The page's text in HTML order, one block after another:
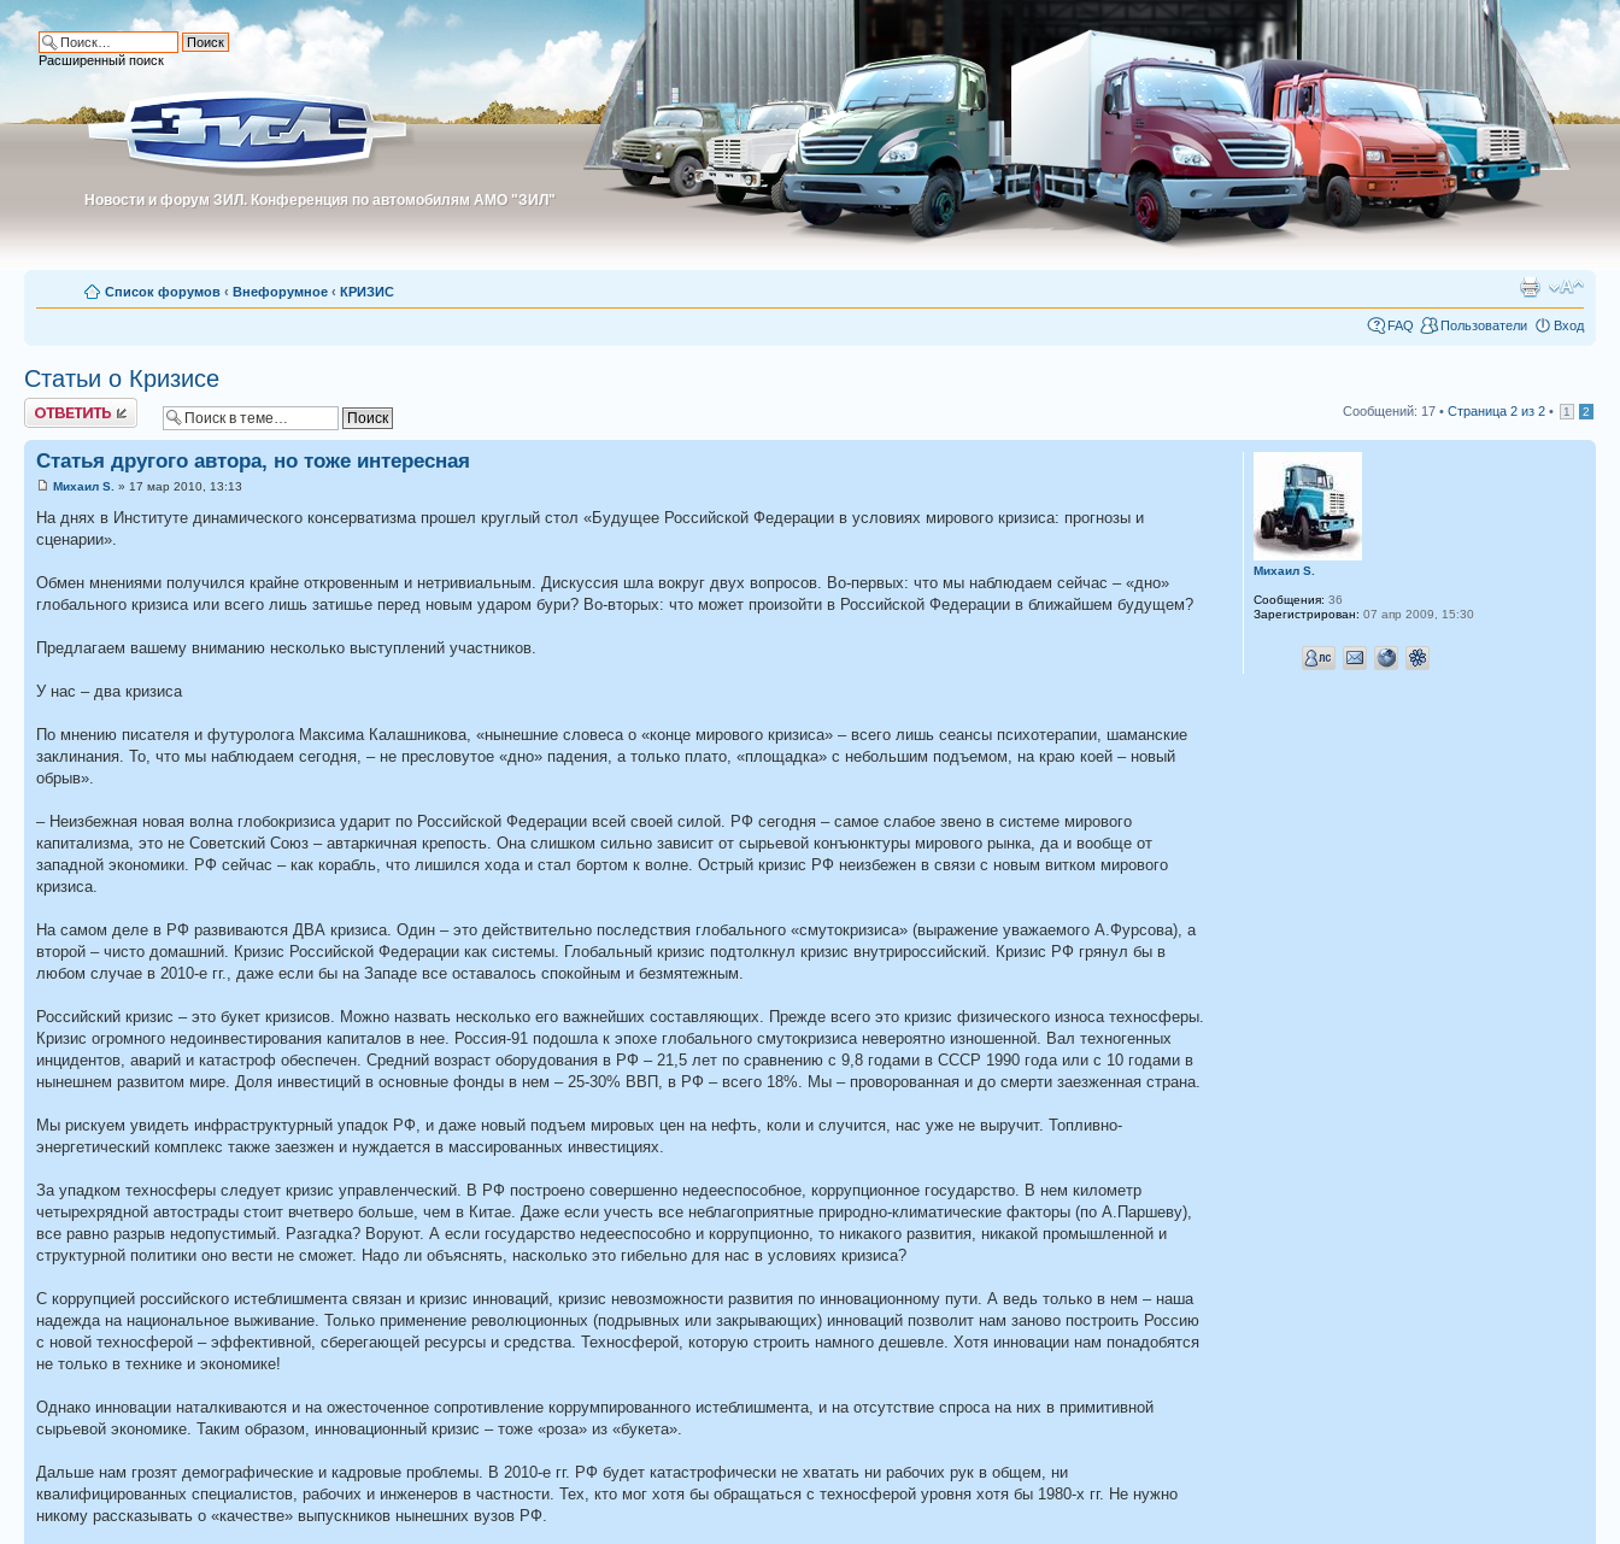
Новости и форум ЗИЛ. Конференция по автомобилям АМО "ЗИЛ"
Новости и форум ЗИЛ. Конференция по автомобилям АМО "ЗИЛ"
Расширенный поиск
Список форумов ‹ Внефорумное ‹ КРИЗИС
FAQ Пользователи Вход
Статьи о Кризисе
Ответить Сообщений: 17 • Страница 2 из 2 • 1 2
Статья другого автора, но тоже интересная
Михаил S. » 17 мар 2010, 13:13
На днях в Институте динамического консерватизма прошел круглый стол «Будущее Российской Федерации в условиях мирового кризиса: прогнозы и
сценарии».
Обмен мнениями получился крайне откровенным и нетривиальным. Дискуссия шла вокруг двух вопросов. Во-первых: что мы наблюдаем сейчас – «дно»
глобального кризиса или всего лишь затишье перед новым ударом бури? Во-вторых: что может произойти в Российской Федерации в ближайшем будущем?
Предлагаем вашему вниманию несколько выступлений участников.
У нас – два кризиса
По мнению писателя и футуролога Максима Калашникова, «нынешние словеса о «конце мирового кризиса» – всего лишь сеансы психотерапии, шаманские
заклинания. То, что мы наблюдаем сегодня, – не пресловутое «дно» падения, а только плато, «площадка» с небольшим подъемом, на краю коей – новый
обрыв».
– Неизбежная новая волна глобокризиса ударит по Российской Федерации всей своей силой. РФ сегодня – самое слабое звено в системе мирового
капитализма, это не Советский Союз – автаркичная крепость. Она слишком сильно зависит от сырьевой конъюнктуры мирового рынка, да и вообще от
западной экономики. РФ сейчас – как корабль, что лишился хода и стал бортом к волне. Острый кризис РФ неизбежен в связи с новым витком мирового
кризиса.
На самом деле в РФ развиваются ДВА кризиса. Один – это действительно последствия глобального «смутокризиса» (выражение уважаемого А.Фурсова), а
второй – чисто домашний. Кризис Российской Федерации как системы. Глобальный кризис подтолкнул кризис внутрироссийский. Кризис РФ грянул бы в
любом случае в 2010-е гг., даже если бы на Западе все оставалось спокойным и безмятежным.
Российский кризис – это букет кризисов. Можно назвать несколько его важнейших составляющих. Прежде всего это кризис физического износа техносферы.
Кризис огромного недоинвестирования капиталов в нее. Россия-91 подошла к эпохе глобального смутокризиса невероятно изношенной. Вал техногенных
инцидентов, аварий и катастроф обеспечен. Средний возраст оборудования в РФ – 21,5 лет по сравнению с 9,8 годами в СССР 1990 года или с 10 годами в
нынешнем развитом мире. Доля инвестиций в основные фонды в нем – 25-30% ВВП, в РФ – всего 18%. Мы – проворованная и до смерти заезженная страна.
Мы рискуем увидеть инфраструктурный упадок РФ, и даже новый подъем мировых цен на нефть, коли и случится, нас уже не выручит. Топливно-
энергетический комплекс также заезжен и нуждается в массированных инвестициях.
За упадком техносферы следует кризис управленческий. В РФ построено совершенно недееспособное, коррупционное государство. В нем километр
четырехрядной автострады стоит вчетверо больше, чем в Китае. Даже если учесть все неблагоприятные природно-климатические факторы (по А.Паршеву),
все равно разрыв недопустимый. Разгадка? Воруют. А если государство недееспособно и коррупционно, то никакого развития, никакой промышленной и
структурной политики оно вести не сможет. Надо ли объяснять, насколько это гибельно для нас в условиях кризиса?
С коррупцией российского истеблишмента связан и кризис инноваций, кризис невозможности развития по инновационному пути. А ведь только в нем – наша
надежда на национальное выживание. Только применение революционных (подрывных или закрывающих) инноваций позволит нам заново построить Россию
с новой техносферой – эффективной, сберегающей ресурсы и средства. Техносферой, которую строить намного дешевле. Хотя инновации нам понадобятся
не только в технике и экономике!
Однако инновации наталкиваются и на ожесточенное сопротивление коррумпированного истеблишмента, и на отсутствие спроса на них в примитивной
сырьевой экономике. Таким образом, инновационный кризис – тоже «роза» из «букета».
Дальше нам грозят демографические и кадровые проблемы. В 2010-е гг. РФ будет катастрофически не хватать ни рабочих рук в общем, ни
квалифицированных специалистов, рабочих и инженеров в частности. Тех, кто мог хотя бы обращаться с техносферой уровня хотя бы 1980-х гг. Не нужно
никому рассказывать о «качестве» выпускников нынешних вузов РФ.
Михаил S.
Сообщения: 36
Зарегистрирован: 07 апр 2009, 15:30